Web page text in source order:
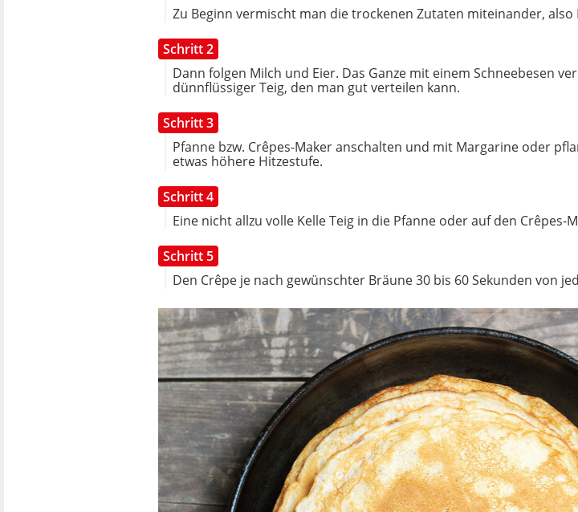
Zu Beginn vermischt man die trockenen Zutaten miteinander, also
Schritt 2
Dann folgen Milch und Eier. Das Ganze mit einem Schneebesen
dünnflüssiger Teig, den man gut verteilen kann.
Schritt 3
Pfanne bzw. Crêpes-Maker anschalten und mit Margarine oder
etwas höhere Hitzestufe.
Schritt 4
Eine nicht allzu volle Kelle Teig in die Pfanne oder auf den Crêpes-
Schritt 5
Den Crêpe je nach gewünschter Bräune 30 bis 60 Sekunden von